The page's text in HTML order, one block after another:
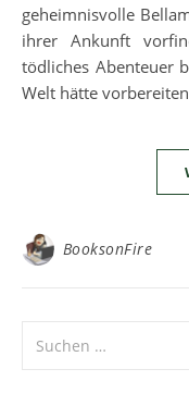
geheimnisvolle
ihrer Ankunft
tödliches Abenteuer
Welt hätte
BooksonFire